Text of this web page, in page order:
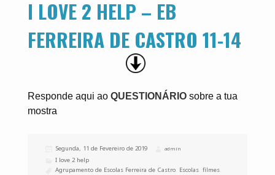
I LOVE 2 HELP – EB
FERREIRA DE CASTRO 11-14
Responde aqui ao QUESTIONÁRIO sobre a tua
mostra
Publicado
Segunda, 11 de Fevereiro de 2019 Autor
admin
Categorias
I love 2 help
Etiquetas
Agrupamento de Escolas Ferreira de Castro Escolas ,filmes